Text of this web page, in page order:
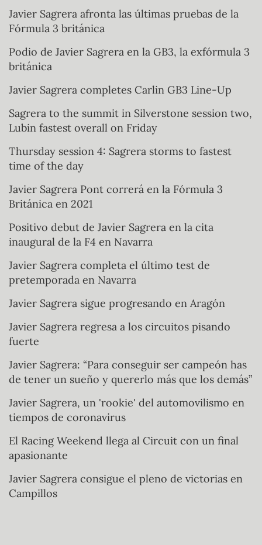
Javier Sagrera afronta las últimas pruebas de la
Fórmula 3 británica
Podio de Javier Sagrera en la GB3, la exfórmula 3
británica
Javier Sagrera completes Carlin GB3 Line-Up
Sagrera to the summit in Silverstone session two,
Lubin fastest overall on Friday
Thursday session 4: Sagrera storms to fastest
time of the day
Javier Sagrera Pont correrá en la Fórmula 3
Británica en 2021
Positivo debut de Javier Sagrera en la cita
inaugural de la F4 en Navarra
Javier Sagrera completa el último test de
pretemporada en Navarra
Javier Sagrera sigue progresando en Aragón
Javier Sagrera regresa a los circuitos pisando
fuerte
Javier Sagrera: “Para conseguir ser campeón has
de tener un sueño y quererlo más que los demás”
Javier Sagrera, un 'rookie' del automovilismo en
tiempos de coronavirus
El Racing Weekend llega al Circuit con un final
apasionante
Javier Sagrera consigue el pleno de victorias en
Campillos